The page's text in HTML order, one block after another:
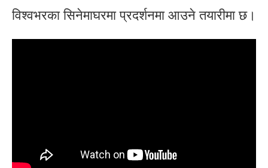
विश्वभरका सिनेमाघरमा प्रदर्शनमा आउने तयारीमा छ।